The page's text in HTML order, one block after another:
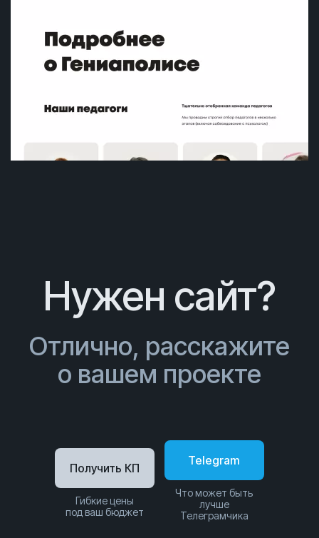
Нужен сайт?
Отлично, расскажите
о вашем проекте
Telegram
Что может быть
лучше
Телеграмчика
Получить КП
Гибкие цены
под ваш бюджет